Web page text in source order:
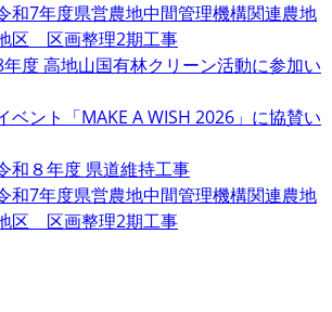
和7年度県営農地中間管理機構関連農地
区 区画整理2期工事
年度 高地山国有林クリーン活動に参加い
ベント「MAKE A WISH 2026」に協賛い
和８年度 県道維持工事
和7年度県営農地中間管理機構関連農地
区 区画整理2期工事